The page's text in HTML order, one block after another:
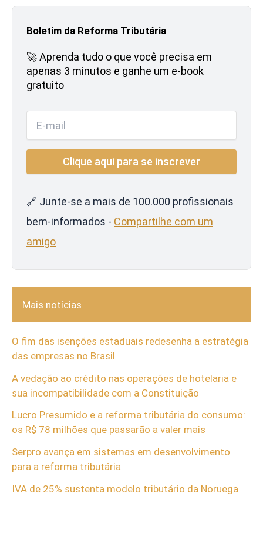
Boletim da Reforma Tributária
🚀 Aprenda tudo o que você precisa em
apenas 3 minutos e ganhe um e-book
gratuito
🔗 Junte-se a mais de 100.000 profissionais
bem-informados - Compartilhe com um
amigo
Mais notícias
O fim das isenções estaduais redesenha a estratégia
das empresas no Brasil
A vedação ao crédito nas operações de hotelaria e
sua incompatibilidade com a Constituição
Lucro Presumido e a reforma tributária do consumo:
os R$ 78 milhões que passarão a valer mais
Serpro avança em sistemas em desenvolvimento
para a reforma tributária
IVA de 25% sustenta modelo tributário da Noruega